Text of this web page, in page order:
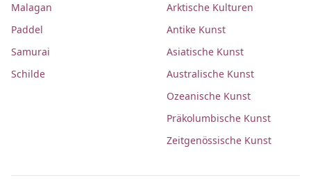
Malagan
Paddel
Samurai
Schilde
Arktische Kulturen
Antike Kunst
Asiatische Kunst
Australische Kunst
Ozeanische Kunst
Präkolumbische Kunst
Zeitgenössische Kunst